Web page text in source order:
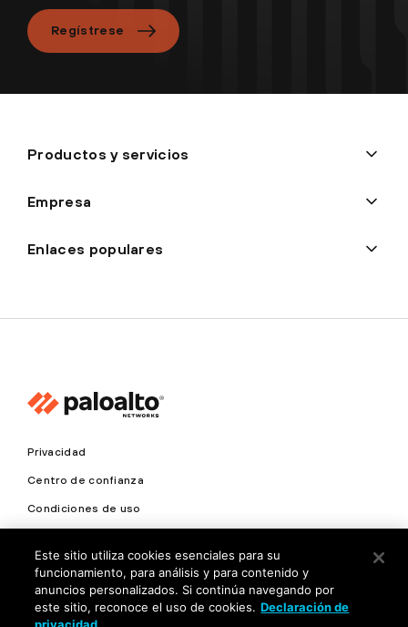
Regístrese
Productos y servicios
Empresa
Enlaces populares
Privacidad
Centro de confianza
Condiciones de uso
Copyright © 2026 Palo Alto Networks. Todos los derechos
reservados
Este sitio utiliza cookies esenciales para su
funcionamiento, para análisis y para contenido y
anuncios personalizados. Si continúa navegando por
este sitio, reconoce el uso de cookies. Declaración de